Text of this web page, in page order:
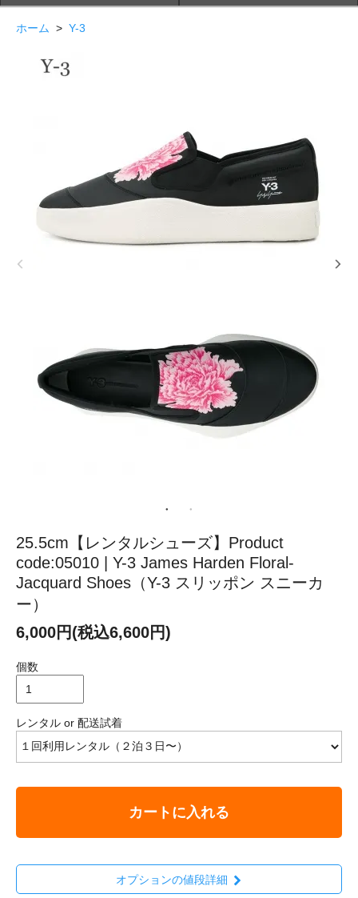
ホーム > Y-3
25.5cm【レンタルシューズ】Product
code:05010 | Y-3 James Harden Floral-
Jacquard Shoes（Y-3 スリッポン スニーカ
ー）
6,000円(税込6,600円)
個数
レンタル or 配送試着
カートに入れる
オプションの値段詳細